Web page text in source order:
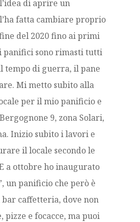
di aprire un
fatta cambiare proprio
del 2020 fino ai primi
panifici sono rimasti tutti
tempo di guerra, il pane
Mi metto subito alla
per il mio panificio e
9, zona Solari,
Inizio subito i lavori e
il locale secondo le
a ottobre ho inaugurato
un panificio che però è
caffetteria, dove non
pizze e focacce, ma puoi